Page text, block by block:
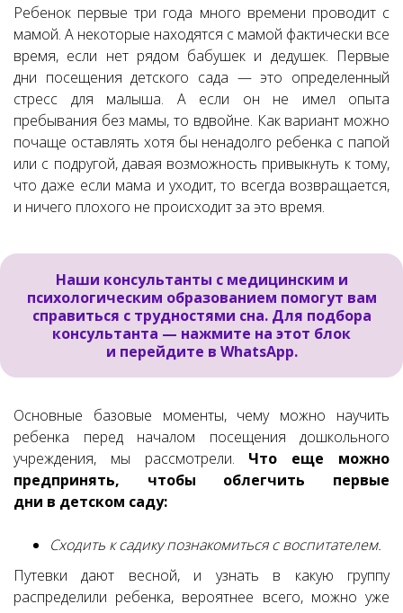
Ребенок первые три года много времени проводит с
мамой. А некоторые находятся с мамой фактически все
время, если нет рядом бабушек и дедушек. Первые
дни посещения детского сада — это определенный
стресс для малыша. А если он не имел опыта
пребывания без мамы, то вдвойне. Как вариант можно
почаще оставлять хотя бы ненадолго ребенка с папой
или с подругой, давая возможность привыкнуть к тому,
что даже если мама и уходит, то всегда возвращается,
и ничего плохого не происходит за это время.
Наши консультанты с медицинским и
психологическим образованием помогут вам
справиться с трудностями сна. Для подбора
консультанта — нажмите на этот блок
и перейдите в WhatsApp.
Основные базовые моменты, чему можно научить
ребенка перед началом посещения дошкольного
учреждения, мы рассмотрели. Что еще можно
предпринять, чтобы облегчить первые
дни в детском саду:
Сходить к садику познакомиться с воспитателем.
Путевки дают весной, и узнать в какую группу
распределили ребенка, вероятнее всего, можно уже